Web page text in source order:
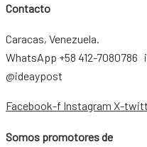
Contacto
Caracas, Venezuela.
WhatsApp +58 412-
@ideaypost
Facebook-f Instagram X-
Somos promotores de